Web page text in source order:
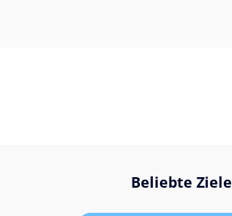
Beliebte Ziele